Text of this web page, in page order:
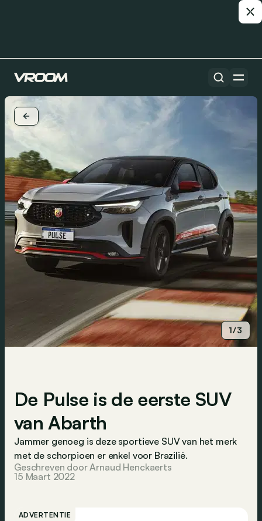
1/3
De Pulse is de eerste SUV
van Abarth
Jammer genoeg is deze sportieve SUV van het merk
met de schorpioen er enkel voor Brazilië.
Geschreven door Arnaud Henckaerts
15 Maart 2022
ADVERTENTIE